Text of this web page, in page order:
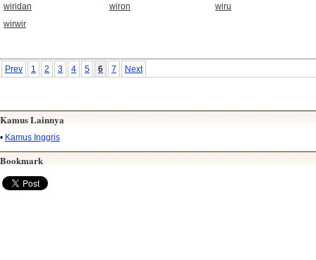
wiridan
wiron
wiru
wirwir
Prev 1 2 3 4 5 6 7 Next
Kamus Lainnya
• Kamus Inggris
Bookmark